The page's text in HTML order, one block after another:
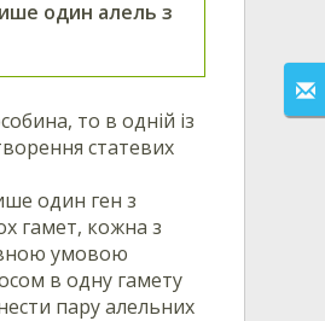
один алель з
то в одній із
статевих
один ген з
гамет, кожна з
умовою
в одну гамету
пару алельних